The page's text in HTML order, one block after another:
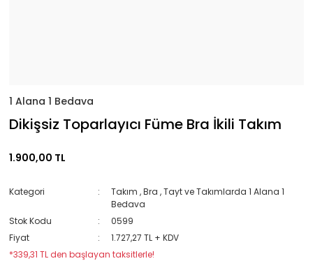
1 Alana 1 Bedava
Dikişsiz Toparlayıcı Füme Bra İkili Takım
1.900,00 TL
Kategori Takım ,Bra ,Tayt ve Takımlarda 1 Alana 1
Bedava
Stok Kodu
0599
Fiyat
1.727,27 TL + KDV
*339,31 TL den başlayan taksitlerle!